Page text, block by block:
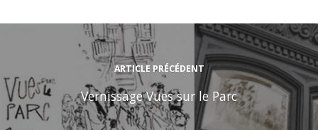
ARTICLE PRÉCÉDENT
Vernissage Vues sur le Parc